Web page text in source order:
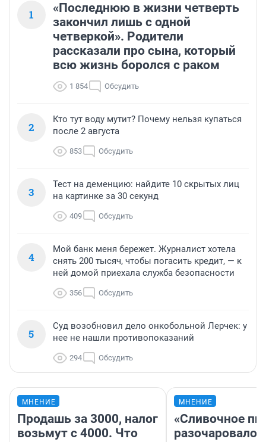
1
«Последнюю в жизни четверть
закончил лишь с одной
четверкой». Родители
рассказали про сына, который
всю жизнь боролся с раком
1 854 Обсудить
2
Кто тут воду мутит? Почему нельзя купаться
после 2 августа
853 Обсудить
3
Тест на деменцию: найдите 10 скрытых лиц
на картинке за 30 секунд
409 Обсудить
4
Мой банк меня бережет. Журналист хотела
снять 200 тысяч, чтобы погасить кредит, — к
ней домой приехала служба безопасности
356 Обсудить
5
Суд возобновил дело онкобольной Лерчек: у
нее не нашли противопоказаний
294 Обсудить
МНЕНИЕ
Продашь за 3000, налог
возьмут с 4000. Что
МНЕНИЕ
«Сливочное
разочаровало»: